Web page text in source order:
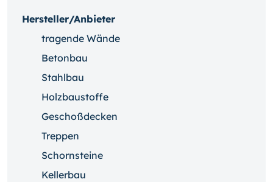
Hersteller/Anbieter
tragende Wände
Betonbau
Stahlbau
Holzbaustoffe
Geschoßdecken
Treppen
Schornsteine
Kellerbau